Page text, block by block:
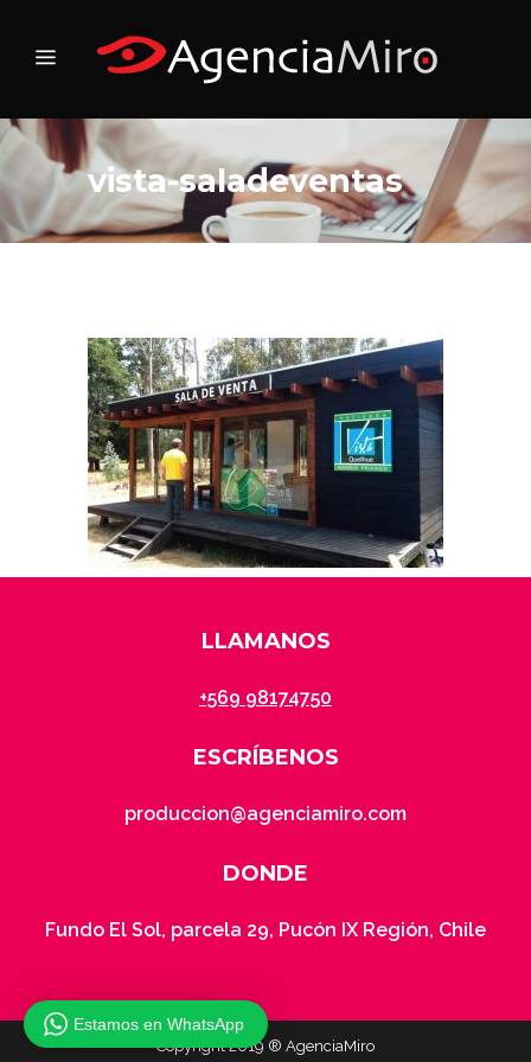
vista-saladeventas
LLAMANOS
+569 98174750
ESCRÍBENOS
produccion@agenciamiro.com
DONDE
Fundo El Sol, parcela 29, Pucón IX Región, Chile
Copyright 2019 ® AgenciaMiro
Estamos en WhatsApp